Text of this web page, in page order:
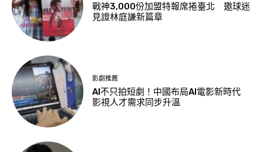
戰神3,000份加盟特報席捲臺北 邀球迷
見證林庭謙新篇章
影劇推薦
AI不只拍短劇！中國布局AI電影新時代
影視人才需求同步升溫